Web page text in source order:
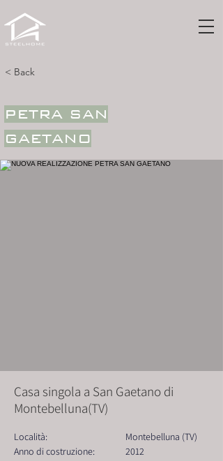
< Back
PETRA SAN
GAETANO
Casa singola a San Gaetano di
Montebelluna(TV)
Località: 			Montebelluna (TV)
Anno di costruzione: 	2012